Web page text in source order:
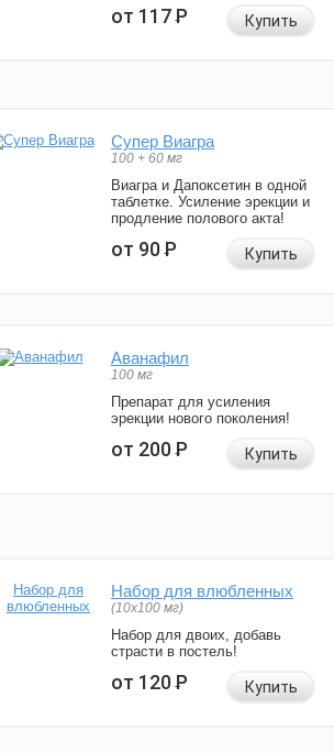
от 117Р Купить
Супер Виагра
100 + 60 мг
Виагра и Дапоксетин в одной
таблетке. Усиление эрекции и
продление полового акта!
от 90Р Купить
Аванафил
100 мг
Препарат для усиления
эрекции нового поколения!
от 200Р Купить
Набор для влюбленных
(10х100 мг)
Набор для двоих, добавь
страсти в постель!
от 120Р Купить